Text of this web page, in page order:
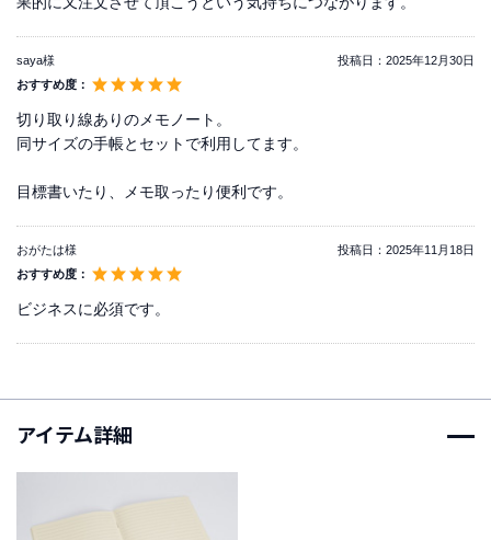
あ
る
ご
質
問
I
n
s
t
a
r
F
saya様 投稿日： 2025年12月30日
おすすめ度：
切り取り線ありのメモノート。
同サイズの手帳とセットで利用してます。
目標書いたり、メモ取ったり便利です。
おがたは様 投稿日： 2025年11月18日
おすすめ度：
ビジネスに必須です。
アイテム詳細